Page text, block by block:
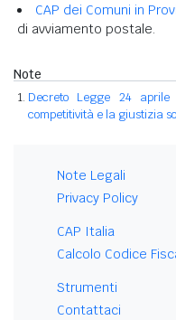
CAP dei Comuni in
di avviamento postale.
Note
Decreto Legge 24
competitività e la giustizia
Note Legali
Privacy Policy
CAP Italia
Calcolo Codice
Strumenti
Contattaci